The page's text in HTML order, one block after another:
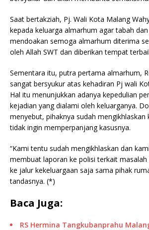
Saat bertakziah, Pj. Wali Kota Malang
kepada keluarga almarhum agar tabah
mendoakan semoga almarhum diterima
oleh Allah SWT dan diberikan tempat
Sementara itu, putra pertama almarhum,
sangat bersyukur atas kehadiran Pj wali
Hal itu menunjukkan adanya kepedulian
kejadian yang dialami oleh keluarganya.
menyebut, pihaknya sudah mengikhlaskan
tidak ingin memperpanjang kasusnya.
“Kami tentu sudah mengikhlaskan dan
membuat laporan ke polisi terkait masalah
ke jalur kekeluargaan saja sama pihak
tandasnya. (*)
Baca Juga:
RS Hermina Tangkubanprahu